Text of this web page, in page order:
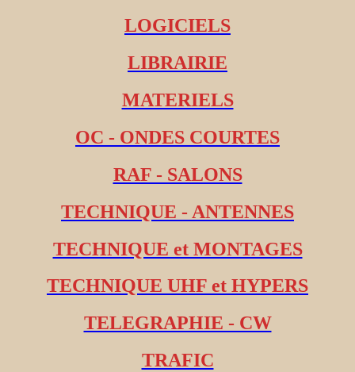
LOGICIELS
LIBRAIRIE
MATERIELS
OC - ONDES COURTES
RAF - SALONS
TECHNIQUE - ANTENNES
TECHNIQUE et MONTAGES
TECHNIQUE UHF et HYPERS
TELEGRAPHIE - CW
TRAFIC